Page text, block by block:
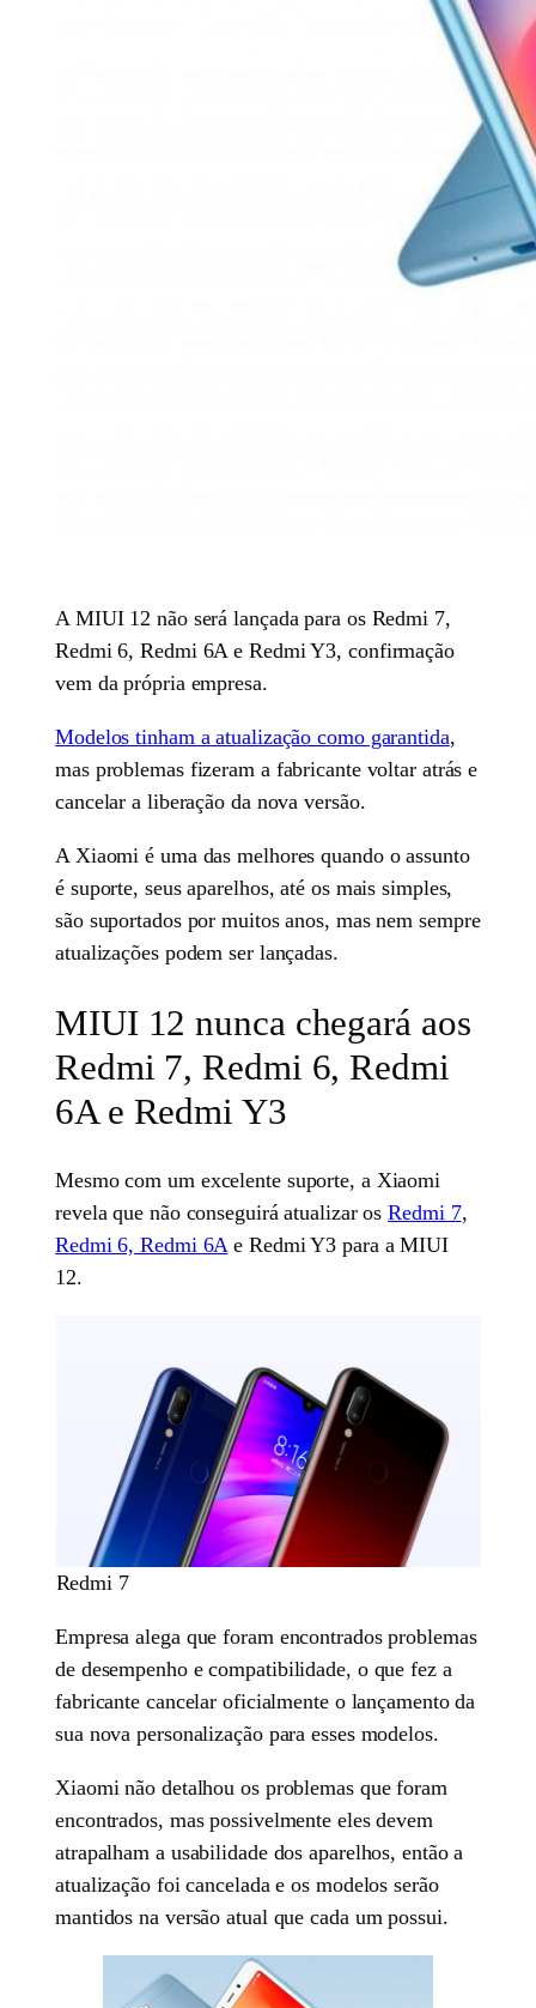
A MIUI 12 não será lançada para os Redmi 7,
Redmi 6, Redmi 6A e Redmi Y3, confirmação
vem da própria empresa.
Modelos tinham a atualização como garantida,
mas problemas fizeram a fabricante voltar atrás e
cancelar a liberação da nova versão.
A Xiaomi é uma das melhores quando o assunto
é suporte, seus aparelhos, até os mais simples,
são suportados por muitos anos, mas nem sempre
atualizações podem ser lançadas.
MIUI 12 nunca chegará aos
Redmi 7, Redmi 6, Redmi
6A e Redmi Y3
Mesmo com um excelente suporte, a Xiaomi
revela que não conseguirá atualizar osRedmi 7,
Redmi 6, Redmi 6A e Redmi Y3 para a MIUI
12.
Redmi 7
Empresa alega que foram encontrados problemas
de desempenho e compatibilidade, o que fez a
fabricante cancelar oficialmente o lançamento da
sua nova personalização para esses modelos.
Xiaomi não detalhou os problemas que foram
encontrados, mas possivelmente eles devem
atrapalham a usabilidade dos aparelhos, então a
atualização foi cancelada e os modelos serão
mantidos na versão atual que cada um possui.